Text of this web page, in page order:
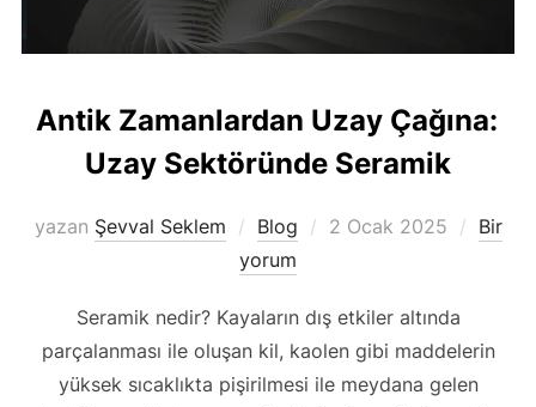
Antik Zamanlardan Uzay Çağına:
Uzay Sektöründe Seramik
yazan Şevval Seklem Blog
Yayımlanma
2 Ocak 2025
Bir
yorum
Seramik nedir? Kayaların dış etkiler altında
parçalanması ile oluşan kil, kaolen gibi maddelerin
yüksek sıcaklıkta pişirilmesi ile meydana gelen